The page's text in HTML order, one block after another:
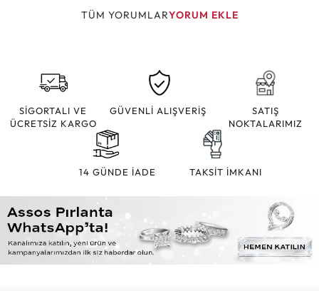
TÜM YORUMLARYORUM EKLE
SİGORTALI VE
ÜCRETSİZ KARGO
GÜVENLİ ALIŞVERİŞ
SATIŞ
NOKTALARIMIZ
14 GÜNDE İADE TAKSİT İMKANI